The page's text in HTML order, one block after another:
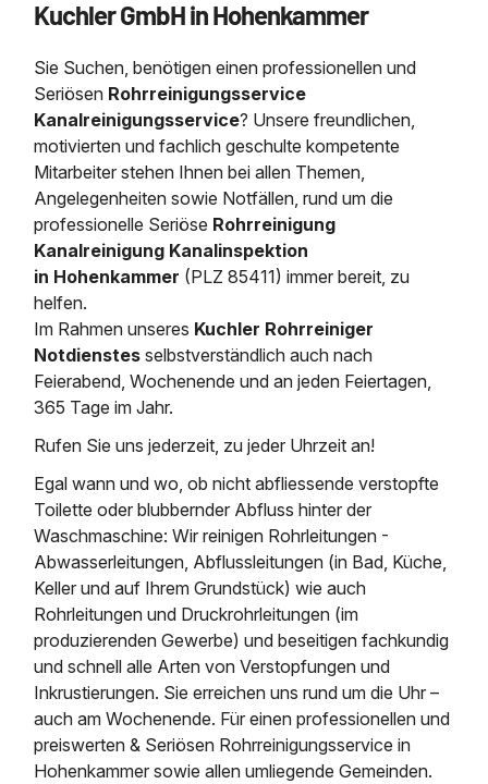
Kanalreinigung
Kanalinspektion
Grubenentleerung
24h Notdienst
Kosten Preise
Rohrreinigungsdienst
Wasserhaltung
Dükerreinigung
Entleerung und Reinigung
Grubenentleerung und
Sickerschacht Reinigung
Abfallzwischenlager
Austausch von
Schießstandsanierung -
Geschosssandfang
Mobile Schlamm-
Fettabscheider
Saugbagger / LuftförderanlageSaugbagger für Tiefbau
Saugbagger und Pumpen
Fermenter-Entleerung
Regenrückhaltebecken
Entschlammung
Trockensaugen von
etc.
Weitere Services mit
Heizung / Sanitär
Tiefbau
Unternehmen
Zertifikate /
Stellenangebote
Kontakt
Kuchler GmbH in Hohenkammer
Sie Suchen, benötigen einen professionellen und
Seriösen Rohrreinigungsservice
Kanalreinigungsservice? Unsere freundlichen,
motivierten und fachlich geschulte kompetente
Mitarbeiter stehen Ihnen bei allen Themen,
Angelegenheiten sowie Notfällen, rund um die
professionelle Seriöse Rohrreinigung
Kanalreinigung Kanalinspektion
in Hohenkammer (PLZ 85411) immer bereit, zu
helfen.
Im Rahmen unseres Kuchler Rohrreiniger
Notdienstes selbstverständlich auch nach
Feierabend, Wochenende und an jeden Feiertagen,
365 Tage im Jahr.
Rufen Sie uns jederzeit, zu jeder Uhrzeit an!
Egal wann und wo, ob nicht abfliessende verstopfte
Toilette oder blubbernder Abfluss hinter der
Waschmaschine: Wir reinigen Rohrleitungen -
Abwasserleitungen, Abflussleitungen (in Bad, Küche,
Keller und auf Ihrem Grundstück) wie auch
Rohrleitungen und Druckrohrleitungen (im
produzierenden Gewerbe) und beseitigen fachkundig
und schnell alle Arten von Verstopfungen und
Inkrustierungen. Sie erreichen uns rund um die Uhr –
auch am Wochenende. Für einen professionellen und
preiswerten & Seriösen Rohrreinigungsservice in
Hohenkammer sowie allen umliegende Gemeinden.